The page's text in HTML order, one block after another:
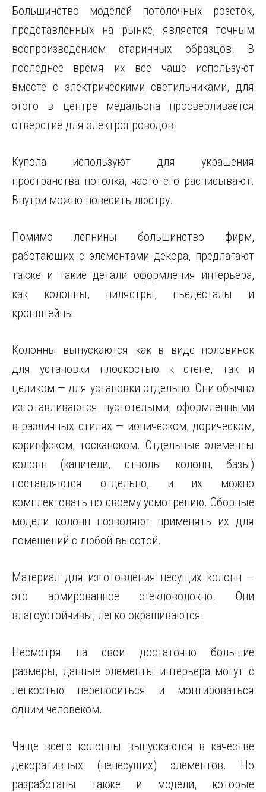
Большинство моделей потолочных розеток,
представленных на рынке, является точным
воспроизведением старинных образцов. В
последнее время их все чаще используют
вместе с электрическими светильниками, для
этого в центре медальона просверливается
отверстие для электропроводов.
Купола используют для украшения
пространства потолка, часто его расписывают.
Внутри можно повесить люстру.
Помимо лепнины большинство фирм,
работающих с элементами декора, предлагают
также и такие детали оформления интерьера,
как колонны, пилястры, пьедесталы и
кронштейны.
Колонны выпускаются как в виде половинок
для установки плоскостью к стене, так и
целиком — для установки отдельно. Они обычно
изготавливаются пустотелыми, оформленными
в различных стилях — ионическом, дорическом,
коринфском, тосканском. Отдельные элементы
колонн (капители, стволы колонн, базы)
поставляются отдельно, и их можно
комплектовать по своему усмотрению. Сборные
модели колонн позволяют применять их для
помещений с любой высотой.
Материал для изготовления несущих колонн —
это армированное стекловолокно. Они
влагоустойчивы, легко окрашиваются.
Несмотря на свои достаточно большие
размеры, данные элементы интерьера могут с
легкостью переноситься и монтироваться
одним человеком.
Чаще всего колонны выпускаются в качестве
декоративных (ненесущих) элементов. Но
разработаны также и модели, которые